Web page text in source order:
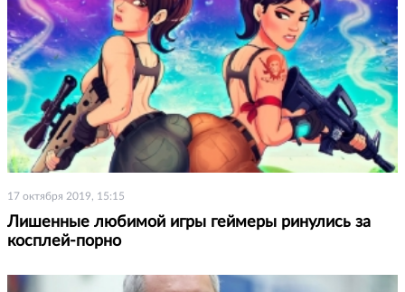
17 октября 2019, 15:15
Лишенные любимой игры геймеры ринулись за
косплей-порно